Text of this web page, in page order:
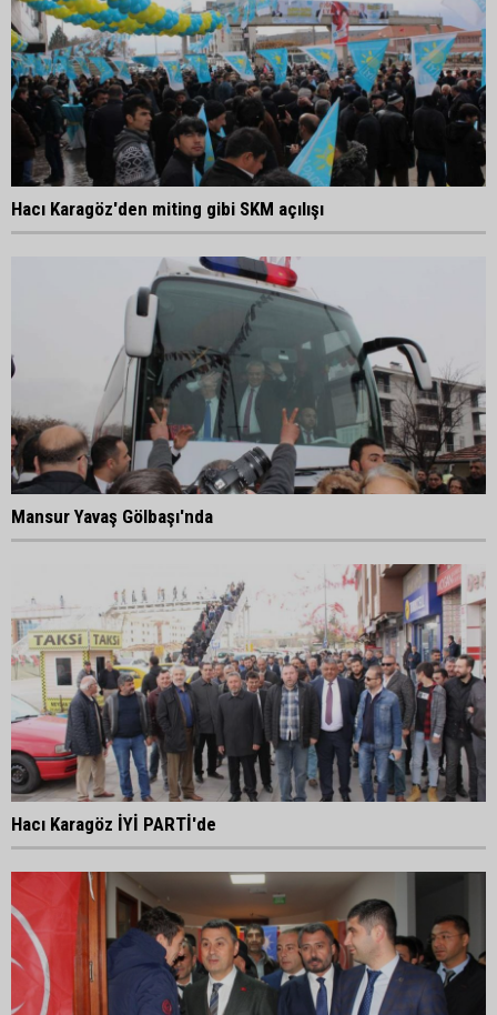
Hacı Karagöz'den miting gibi SKM açılışı
Mansur Yavaş Gölbaşı'nda
Hacı Karagöz İYİ PARTİ'de